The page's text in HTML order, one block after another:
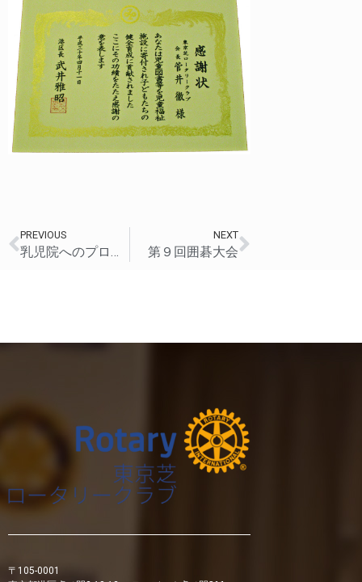
PREVIOUS
乳児院へのプロジェクト
NEXT
第９回囲碁大会
〒105-0001